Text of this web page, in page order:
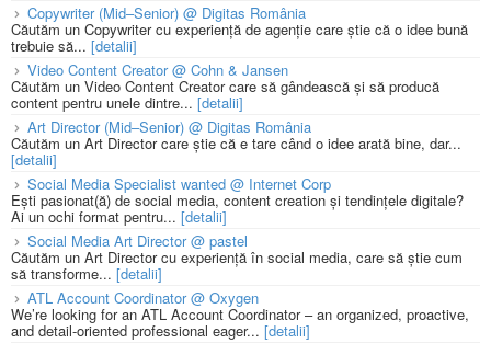
Copywriter (Mid–Senior) @ Digitas România
Căutăm un Copywriter cu experiență de agenție care știe că o idee bună
trebuie să... [detalii]
Video Content Creator @ Cohn & Jansen
Căutăm un Video Content Creator care să gândească și să producă
content pentru unele dintre... [detalii]
Art Director (Mid–Senior) @ Digitas România
Căutăm un Art Director care știe că e tare când o idee arată bine, dar...
[detalii]
Social Media Specialist wanted @ Internet Corp
Ești pasionat(ă) de social media, content creation și tendințele digitale?
Ai un ochi format pentru... [detalii]
Social Media Art Director @ pastel
Căutăm un Art Director cu experiență în social media, care să știe cum
să transforme... [detalii]
ATL Account Coordinator @ Oxygen
We’re looking for an ATL Account Coordinator – an organized, proactive,
and detail-oriented professional eager... [detalii]